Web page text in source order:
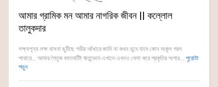
আমার গ্রামিক মন আমার নাগরিক জীবন || কল্লোল
তালুকদার
লক্ষ্যশূন্য লক্ষ বাসনা ছুটিছে গভীর আঁধারে জানি না কখন ডুবে যাবে কোন অকূল গরল
পাথারে... আমার পৈতৃক বসতবাটী! ঋতুভেদে এখানে এখনও খেলা করে প্রকৃতির অপার... পুরোটা
পড়ুন